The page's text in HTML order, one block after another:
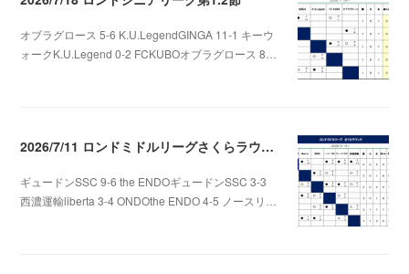
オブラグロース 5-6 K.U.LegendGINGA 11-1 キーウ
ォークK.U.Legend 0-2 FCKUBOオブラグロース 8…
2026/7/11 ロンドミドルリーグさくらラウンド第3.4節
ギュードンSSC 9-6 the ENDOギュードンSSC 3-3
西濃運輸liberta 3-4 ONDOthe ENDO 4-5 ノースリ…